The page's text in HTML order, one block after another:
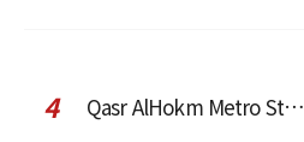
4 Qasr AlHokm Metro Station, 구도심과 현대 공공 인프라의 접점을 제안하다